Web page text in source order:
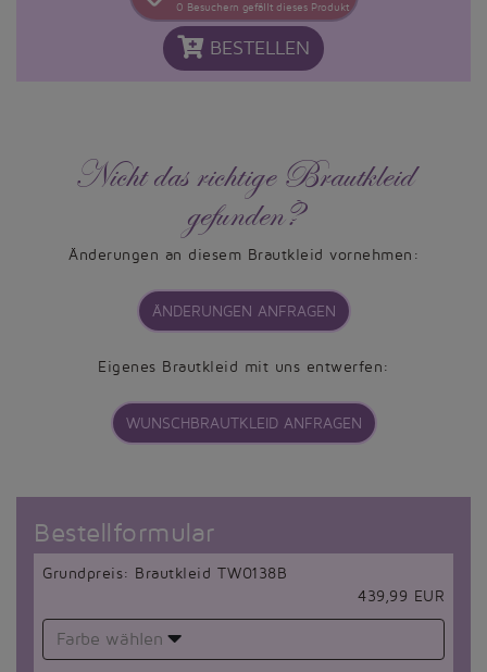
0 Besuchern gefällt dieses Produkt
BESTELLEN
Nicht das richtige Brautkleid
gefunden?
Änderungen an diesem Brautkleid vornehmen:
ÄNDERUNGEN ANFRAGEN
Eigenes Brautkleid mit uns entwerfen:
WUNSCHBRAUTKLEID ANFRAGEN
Bestellformular
Grundpreis: Brautkleid TW0138B
439,99 EUR
Farbe wählen